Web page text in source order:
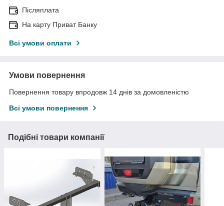
Післяплата
На карту Приват Банку
Всі умови оплати
Умови повернення
Повернення товару впродовж 14 днів за домовленістю
Всі умови повернення
Подібні товари компанії